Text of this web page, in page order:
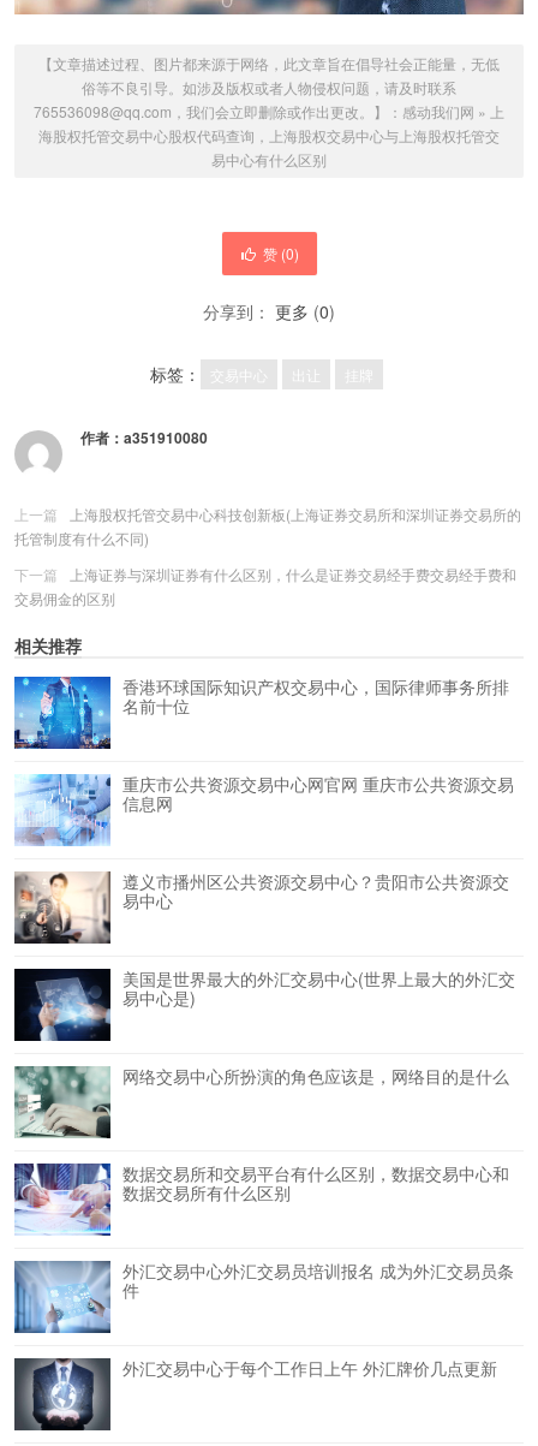
【文章描述过程、图片都来源于网络，此文章旨在倡导社会正能量，无低
俗等不良引导。如涉及版权或者人物侵权问题，请及时联系
765536098@qq.com，我们会立即删除或作出更改。】： 感动我们网 » 上
海股权托管交易中心股权代码查询，上海股权交易中心与上海股权托管交
易中心有什么区别
赞 (0)
分享到： 更多 (0)
标签： 交易中心 出让
作者： a351910080
上一篇
上海股权托管交易中心科技创新板(上海证券交易所和深圳证券交易所的
托管制度有什么不同)
下一篇
上海证券与深圳证券有什么区别，什么是证券交易经手费交易经手费和
交易佣金的区别
相关推荐
香港环球国际知识产权交易中心，国际律师事务所排
名前十位
重庆市公共资源交易中心网官网 重庆市公共资源交易
信息网
遵义市播州区公共资源交易中心？贵阳市公共资源交
易中心
美国是世界最大的外汇交易中心(世界上最大的外汇交
易中心是)
网络交易中心所扮演的角色应该是，网络目的是什么
数据交易所和交易平台有什么区别，数据交易中心和
数据交易所有什么区别
外汇交易中心外汇交易员培训报名 成为外汇交易员条
件
外汇交易中心于每个工作日上午 外汇牌价几点更新